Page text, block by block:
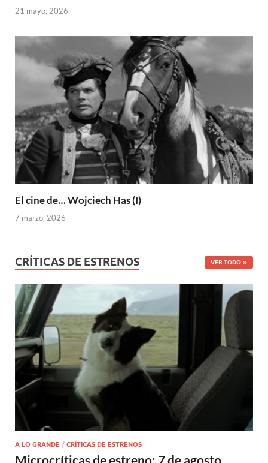
21 mayo, 2026
El cine de… Wojciech Has (I)
7 marzo, 2026
CRÍTICAS DE ESTRENOS VER TODO
A LO GRANDE / CRÍTICAS DE ESTRENOS
Microcríticas de estreno: 7 de agosto